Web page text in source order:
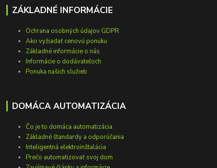
ZÁKLADNÉ INFORMÁCIE
Ochrana osobných údajov GDPR
Ako vyžiadať cenovú ponuku
Základné informácie o nás
Informácie o dodávateľoch
Ponuka našich služieb
DOMÁCA AUTOMATIZÁCIA
Čo je to domáca automatizácia
Základné štandardy a odporúčania
Inteligentná elektroinštalácia
Prečo automatizovať svoj dom